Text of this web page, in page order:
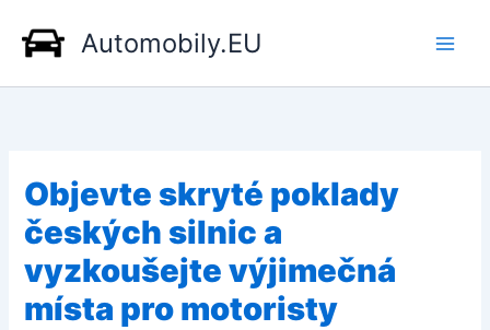
obsah
Automobily.EU
Objevte skryté poklady
českých silnic a
vyzkoušejte výjimečná
místa pro motoristy